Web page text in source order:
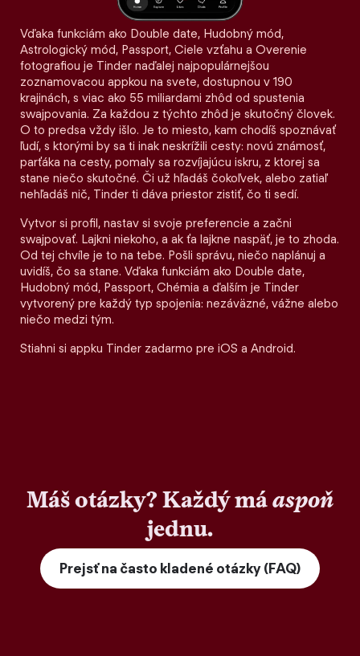
Vďaka funkciám ako Double date, Hudobný mód,
Astrologický mód, Passport, Ciele vzťahu a Overenie
fotografiou je Tinder naďalej najpopulárnejšou
zoznamovacou appkou na svete, dostupnou v 190
krajinách, s viac ako 55 miliardami zhôd od spustenia
swajpovania. Za každou z týchto zhôd je skutočný človek.
O to predsa vždy išlo. Je to miesto, kam chodíš spoznávať
ľudí, s ktorými by sa ti inak neskrížili cesty: novú známosť,
parťáka na cesty, pomaly sa rozvíjajúcu iskru, z ktorej sa
stane niečo skutočné. Či už hľadáš čokoľvek, alebo zatiaľ
nehľadáš nič, Tinder ti dáva priestor zistiť, čo ti sedí.
Vytvor si profil, nastav si svoje preferencie a začni
swajpovať. Lajkni niekoho, a ak ťa lajkne naspäť, je to zhoda.
Od tej chvíle je to na tebe. Pošli správu, niečo naplánuj a
uvidíš, čo sa stane. Vďaka funkciám ako Double date,
Hudobný mód, Passport, Chémia a ďalším je Tinder
vytvorený pre každý typ spojenia: nezáväzné, vážne alebo
niečo medzi tým.
Stiahni si appku Tinder zadarmo pre iOS a Android.
Máš otázky? Každý máaspoň
jednu.
Prejsť na často kladené otázky (FAQ)